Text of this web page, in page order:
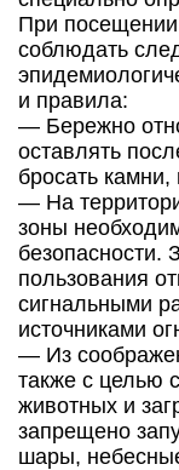
При
соблюдать
и правила:
— Бережно
оставлять
бросать
— На
зоны
безопасности.
пользования
сигнальными
источниками
— Из
также с целью
животных и
запрещено
шары,